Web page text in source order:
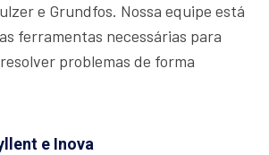
e Grundfos. Nossa equipe está
ferramentas necessárias para
problemas de forma
e Inova